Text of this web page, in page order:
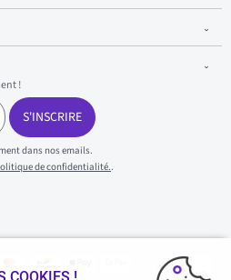
!
S'INSCRIRE
dans nos emails.
de confidentialité..